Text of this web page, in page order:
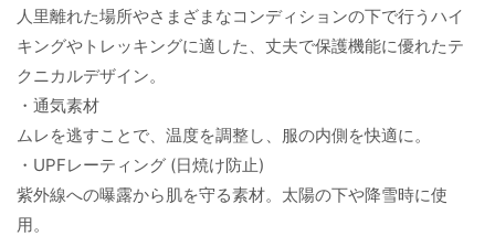
人里離れた場所やさまざまなコンディションの下で行うハイ
キングやトレッキングに適した、丈夫で保護機能に優れたテ
クニカルデザイン。
・通気素材
ムレを逃すことで、温度を調整し、服の内側を快適に。
・UPFレーティング (日焼け防止)
紫外線への曝露から肌を守る素材。太陽の下や降雪時に使
用。